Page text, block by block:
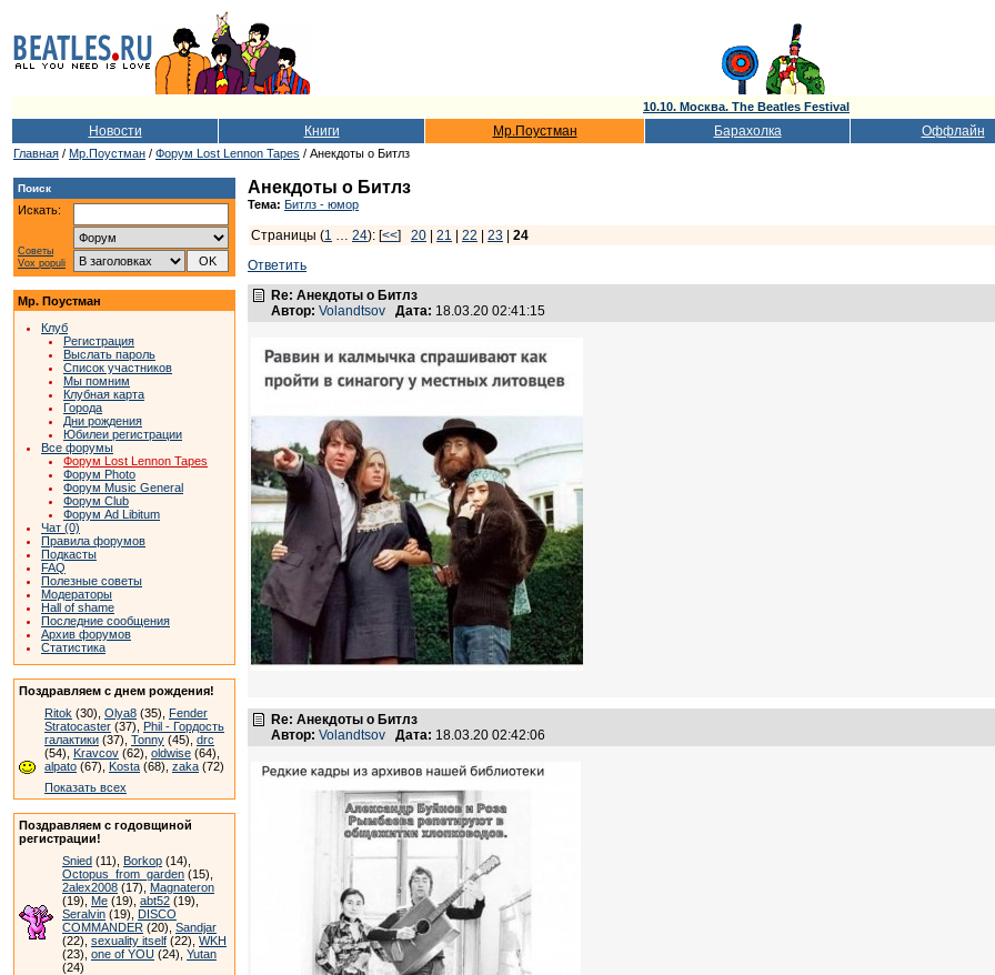
10.10. Москва. The Beatles Festival
Новости Книги Мр.Поустман Барахолка Оффлайн
Главная / Мр.Поустман / Форум Lost Lennon Tapes / Анекдоты о Битлз
Поиск
Искать:
Советы
Vox populi
Мр. Поустман
Клуб
Регистрация
Выслать пароль
Список участников
Мы помним
Клубная карта
Города
Дни рождения
Юбилеи регистрации
Все форумы
Форум Lost Lennon Tapes
Форум Photo
Форум Music General
Форум Club
Форум Ad Libitum
Чат (0)
Правила форумов
Подкасты
FAQ
Полезные советы
Модераторы
Hall of shame
Последние сообщения
Архив форумов
Статистика
Поздравляем с днем рождения!
Ritok (30), Olya8 (35), Fender
Stratocaster (37), Phil - Гордость
галактики (37), Tonny (45), drc
(54), Kravcov (62), oldwise (64),
alpato (67), Kosta (68), zaka (72)
Показать всех
Поздравляем с годовщиной
регистрации!
Snied (11), Borkop (14),
Octopus_from_garden (15),
2alex2008 (17), Magnateron
(19), Me (19), abt52 (19),
Seralvin (19), DISCO
COMMANDER (20), Sandjar
(22), sexuality itself (22), WKH
(23), one of YOU (24), Yutan
(24)
Анекдоты о Битлз
Тема: Битлз - юмор
Страницы (1 … 24): [<<] 20 21 22 23
24
Ответить
Re: Анекдоты о Битлз
Автор: Volandtsov Дата: 18.03.20 02:41:15
Re: Анекдоты о Битлз
Автор: Volandtsov Дата: 18.03.20 02:42:06